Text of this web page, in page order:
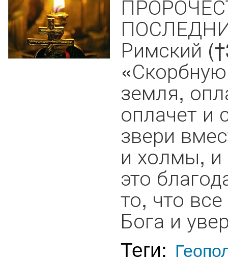
Римский
земля,
оплачет и
звери
и холмы, и
это
то, что
Бога и
Теги: